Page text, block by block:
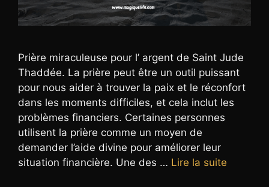
Prière miraculeuse pour l’ argent de Saint Jude
Thaddée. La prière peut être un outil puissant
pour nous aider à trouver la paix et le réconfort
dans les moments difficiles, et cela inclut les
problèmes financiers. Certaines personnes
utilisent la prière comme un moyen de
demander l’aide divine pour améliorer leur
situation financière. Une des … Lire la suite